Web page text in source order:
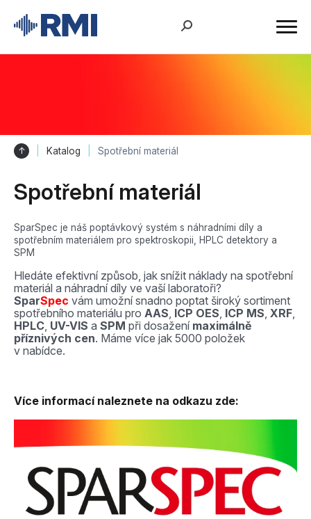
↑ Katalog Spotřební materiál
Spotřební materiál
SparSpec je náš poptávkový systém s náhradními díly a
spotřebním materiálem pro spektroskopii, HPLC detektory a
SPM
Hledáte efektivní způsob, jak snížit náklady na spotřební
materiál a náhradní díly ve vaší laboratoři?
SparSpec vám umožní snadno poptat široký sortiment
spotřebního materiálu pro AAS, ICP OES, ICP MS, XRF,
HPLC, UV-VIS a SPM při dosažení maximálně
příznivých cen. Máme více jak 5000 položek
v nabídce.
Více informací naleznete na odkazu zde: